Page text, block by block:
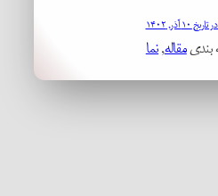
آذر, ۱۴۰۲
بندیمقاله, نما